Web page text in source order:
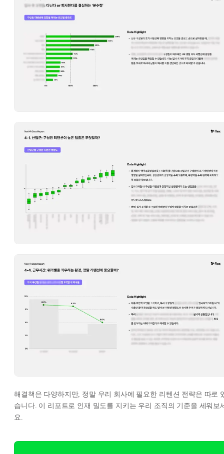
해결책은 다양하지만, 정말 우리 회사에 필요한 리텐션 전략은 따로
습니다. 이 리포트로 인재 밀도를 지키는 우리 조직의 기준을 세워보
요.